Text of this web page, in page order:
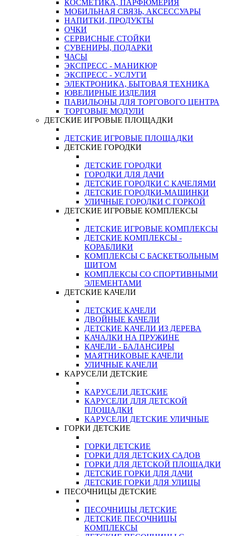
КОСМЕТИКА, ПАРФЮМЕРИЯ
МОБИЛЬНАЯ СВЯЗЬ, АКСЕССУАРЫ
НАПИТКИ, ПРОДУКТЫ
ОЧКИ
СЕРВИСНЫЕ СТОЙКИ
СУВЕНИРЫ, ПОДАРКИ
ЧАСЫ
ЭКСПРЕСС - МАНИКЮР
ЭКСПРЕСС - УСЛУГИ
ЭЛЕКТРОНИКА, БЫТОВАЯ ТЕХНИКА
ЮВЕЛИРНЫЕ ИЗДЕЛИЯ
ПАВИЛЬОНЫ ДЛЯ ТОРГОВОГО ЦЕНТРА
ТОРГОВЫЕ МОДУЛИ
ДЕТСКИЕ ИГРОВЫЕ ПЛОЩАДКИ
ДЕТСКИЕ ИГРОВЫЕ ПЛОЩАДКИ
ДЕТСКИЕ ГОРОДКИ
ДЕТСКИЕ ГОРОДКИ
ГОРОДКИ ДЛЯ ДАЧИ
ДЕТСКИЕ ГОРОДКИ С КАЧЕЛЯМИ
ДЕТСКИЕ ГОРОДКИ-МАШИНКИ
УЛИЧНЫЕ ГОРОДКИ С ГОРКОЙ
ДЕТСКИЕ ИГРОВЫЕ КОМПЛЕКСЫ
ДЕТСКИЕ ИГРОВЫЕ КОМПЛЕКСЫ
ДЕТСКИЕ КОМПЛЕКСЫ -
КОРАБЛИКИ
КОМПЛЕКСЫ С БАСКЕТБОЛЬНЫМ
ЩИТОМ
КОМПЛЕКСЫ СО СПОРТИВНЫМИ
ЭЛЕМЕНТАМИ
ДЕТСКИЕ КАЧЕЛИ
ДЕТСКИЕ КАЧЕЛИ
ДВОЙНЫЕ КАЧЕЛИ
ДЕТСКИЕ КАЧЕЛИ ИЗ ДЕРЕВА
КАЧАЛКИ НА ПРУЖИНЕ
КАЧЕЛИ - БАЛАНСИРЫ
МАЯТНИКОВЫЕ КАЧЕЛИ
УЛИЧНЫЕ КАЧЕЛИ
КАРУСЕЛИ ДЕТСКИЕ
КАРУСЕЛИ ДЕТСКИЕ
КАРУСЕЛИ ДЛЯ ДЕТСКОЙ
ПЛОЩАДКИ
КАРУСЕЛИ ДЕТСКИЕ УЛИЧНЫЕ
ГОРКИ ДЕТСКИЕ
ГОРКИ ДЕТСКИЕ
ГОРКИ ДЛЯ ДЕТСКИХ САДОВ
ГОРКИ ДЛЯ ДЕТСКОЙ ПЛОЩАДКИ
ДЕТСКИЕ ГОРКИ ДЛЯ ДАЧИ
ДЕТСКИЕ ГОРКИ ДЛЯ УЛИЦЫ
ПЕСОЧНИЦЫ ДЕТСКИЕ
ПЕСОЧНИЦЫ ДЕТСКИЕ
ДЕТСКИЕ ПЕСОЧНИЦЫ
КОМПЛЕКСЫ